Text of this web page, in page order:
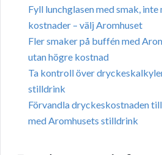
Fyll lunchglasen med smak,
kostnader – välj Aromhuset
Fler smaker på buffén med
utan högre kostnad
Ta kontroll över
stilldrink
Förvandla dryckeskostnaden
med Aromhusets stilldrink